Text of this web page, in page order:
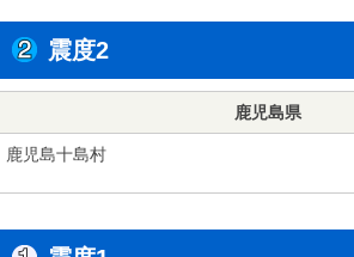
震度2
鹿児島県
鹿児島十島村